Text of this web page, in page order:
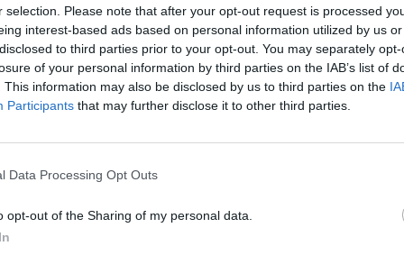
selection. Please note that after your opt-out request is processed
interest-based ads based on personal information utilized by us
to third parties prior to your opt-out. You may separately
of your personal information by third parties on the IAB’s list of
This information may also be disclosed by us to third parties on the
Participants that may further disclose it to other third parties.
Data Processing Opt Outs
opt-out of the Sharing of my personal data.
šalje ili iznenadne promjene u ponašanju partnera, ali
Dejli mejl.
na početak veze, jer godinama ljubav postaje
lako možete zaključiti da mu više niste jedina.